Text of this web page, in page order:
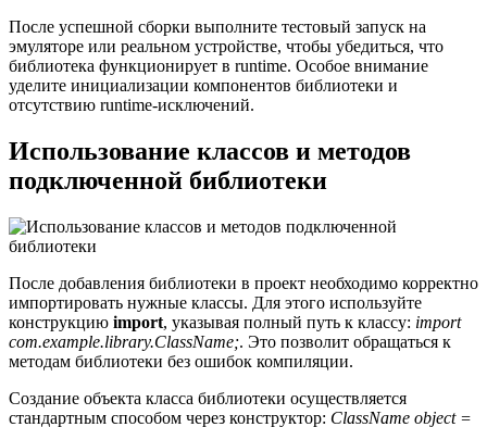
После успешной сборки выполните тестовый запуск на
эмуляторе или реальном устройстве, чтобы убедиться, что
библиотека функционирует в runtime. Особое внимание
уделите инициализации компонентов библиотеки и
отсутствию runtime-исключений.
Использование классов и методов
подключенной библиотеки
После добавления библиотеки в проект необходимо корректно
импортировать нужные классы. Для этого используйте
конструкцию import, указывая полный путь к классу: import
com.example.library.ClassName;. Это позволит обращаться к
методам библиотеки без ошибок компиляции.
Создание объекта класса библиотеки осуществляется
стандартным способом через конструктор: ClassName object =